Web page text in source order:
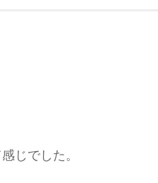
じでした。